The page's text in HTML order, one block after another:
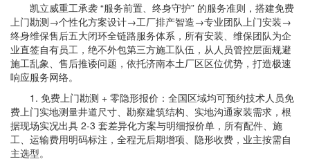
凯立威重工承袭 “服务前置、终身守护” 的服务准则，搭建免费
上门勘测→个性化方案设计→工厂排产智造→专业团队上门安装→
终身维保售后五大闭环全链路服务体系，所有安装、维保团队为企
业直签自有员工，绝不外包第三方施工队伍，从人员管控层面规避
施工乱象、售后推诿问题，依托济南本土厂区区位优势，打造极速
响应服务网络。
1. 免费上门勘测 + 零隐形报价：全国区域均可预约技术人员免
费上门实地测量井道尺寸、勘察建筑结构、实地沟通家装需求，根
据现场实况出具 2-3 套差异化方案与明细报价单，所有配件、施
工、运输费用明码标注，全程无后期增项、隐形收费，业主按需自
主选型。